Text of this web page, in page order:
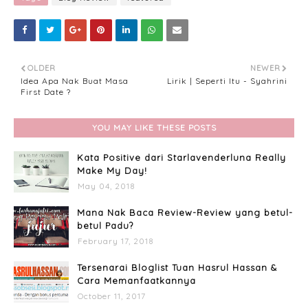
NEWER
Lirik | Seperti Itu - Syahrini
OLDER
Idea Apa Nak Buat Masa
First Date ?
YOU MAY LIKE THESE POSTS
Kata Positive dari Starlavenderluna Really
Make My Day!
May 04, 2018
Mana Nak Baca Review-Review yang betul-
betul Padu?
February 17, 2018
Tersenarai Bloglist Tuan Hasrul Hassan &
Cara Memanfaatkannya
October 11, 2017